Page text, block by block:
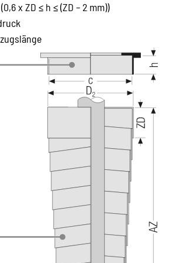
x ZD ≤ h ≤ (ZD – 2 mm))